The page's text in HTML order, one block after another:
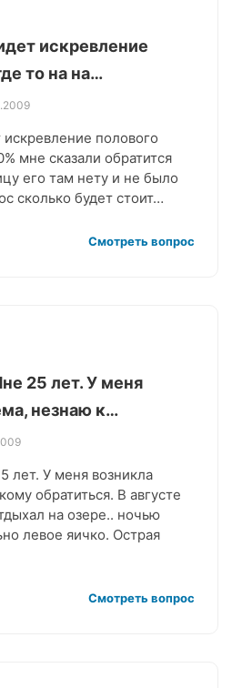
искревление
то на на…
полового
мне сказали обратится
его там нету и не было
сколько будет стоит…
Смотреть вопрос
25 лет. У меня
незнаю к…
лет. У меня возникла
обратиться. В августе
на озере.. ночью
левое яичко. Острая
Смотреть вопрос